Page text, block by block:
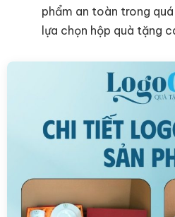
phẩm an toàn trong
lựa chọn hộp quà tặng